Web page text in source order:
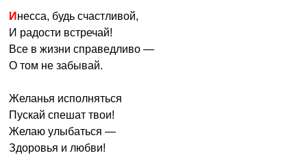
Инесса, будь счастливой,
И радости встречай!
Все в жизни справедливо —
О том не забывай.
Желанья исполняться
Пускай спешат твои!
Желаю улыбаться —
Здоровья и любви!